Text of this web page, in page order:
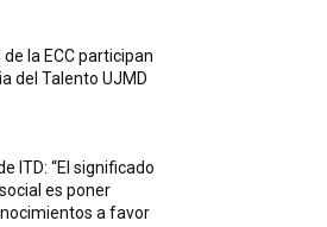
la ECC participan
del Talento UJMD
ITD: “El significado
es poner
a favor